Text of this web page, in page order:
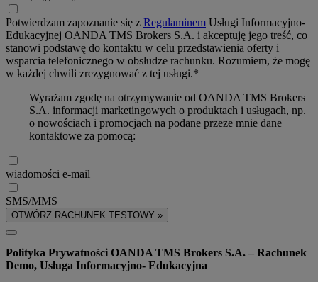
Potwierdzam zapoznanie się z Regulaminem Usługi Informacyjno-
Edukacyjnej OANDA TMS Brokers S.A. i akceptuję jego treść, co
stanowi podstawę do kontaktu w celu przedstawienia oferty i
wsparcia telefonicznego w obsłudze rachunku. Rozumiem, że mogę
w każdej chwili zrezygnować z tej usługi.*
Wyrażam zgodę na otrzymywanie od OANDA TMS Brokers
S.A. informacji marketingowych o produktach i usługach, np.
o nowościach i promocjach na podane przeze mnie dane
kontaktowe za pomocą:
wiadomości e-mail
SMS/MMS
OTWÓRZ RACHUNEK TESTOWY »
Polityka Prywatności OANDA TMS Brokers S.A. – Rachunek
Demo, Usługa Informacyjno- Edukacyjna